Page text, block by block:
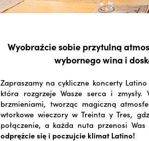
Wyobraźcie sobie przytulną
wybornego wina i
Zapraszamy na cykliczne koncerty
która rozgrzeje Wasze serca i
brzmieniami, tworząc magiczną
wtorkowe wieczory w Treinta y Tres,
połączenie, a każda nuta przenosi Was
odprężcie się i poczujcie klimat Latino!